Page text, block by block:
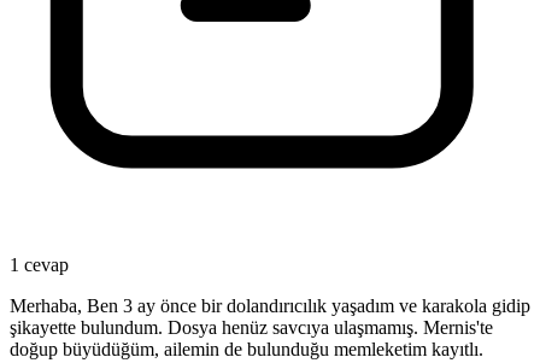
1 cevap
Merhaba, Ben 3 ay önce bir dolandırıcılık yaşadım ve karakola gidip
şikayette bulundum. Dosya henüz savcıya ulaşmamış. Mernis'te
doğup büyüdüğüm, ailemin de bulunduğu memleketim kayıtlı.